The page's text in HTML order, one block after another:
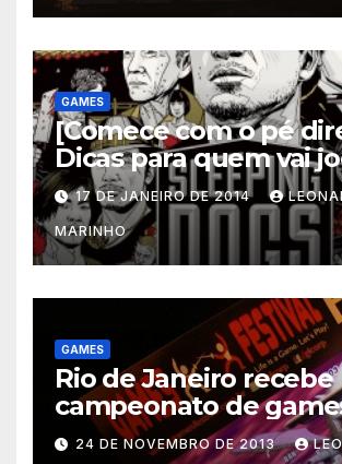
GAMES
[Comece com o pé
Dicas para quem vai
Sleeping Dogs
17 DE JANEIRO DE 2014
MARINHO
GAMES
Rio de Janeiro recebe
campeonato de
prêmios em dinheiro
24 DE NOVEMBRO DE 2013